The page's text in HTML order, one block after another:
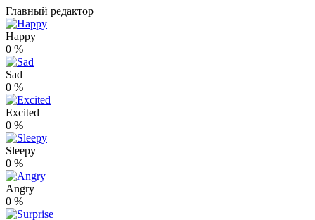
Главный редактор
Happy
0 %
Sad
0 %
Excited
0 %
Sleepy
0 %
Angry
0 %